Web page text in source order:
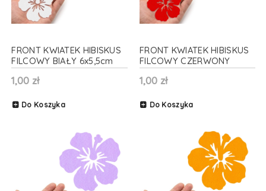
FRONT KWIATEK HIBISKUS
FILCOWY BIAŁY 6x5,5cm
1,00 zł
Do Koszyka
FRONT KWIATEK HIBISKUS
FILCOWY CZERWONY
6x5,5cm
1,00 zł
Do Koszyka